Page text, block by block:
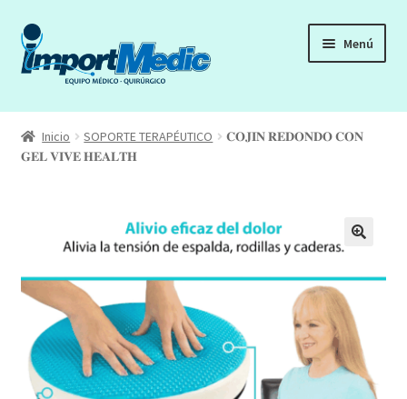
Ir
a
la
Ir
al
contenido
Menú
Inicio
Tienda
hijo
Mi cuenta
Finalizar compra
Inicio SOPORTE TERAPÉUTICO
𝐂𝐎𝐉𝐈𝐍 𝐑𝐄𝐃𝐎𝐍𝐃𝐎 𝐂𝐎𝐍
𝐆𝐄𝐋 𝐕𝐈𝐕𝐄 𝐇𝐄𝐀𝐋𝐓𝐇